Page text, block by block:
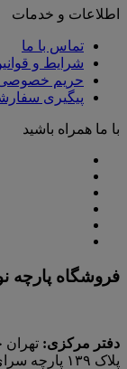
اطلاعات و خدمات
تماس با ما
شرایط و
حریم
پیگیری
با ما همراه باشید
فروشگاه پارچه
دفتر مرکزی: تهران
پلاک ۱۳۹ پارچه‌ سرای نوريس (محمد خانی)